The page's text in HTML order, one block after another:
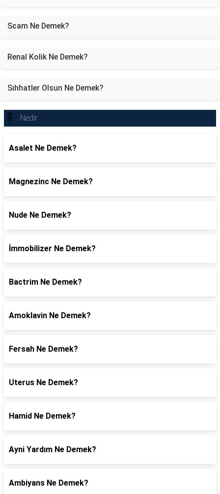
Scam Ne Demek?
Renal Kolik Ne Demek?
Sıhhatler Olsun Ne Demek?
Nedir
Asalet Ne Demek?
Magnezinc Ne Demek?
Nude Ne Demek?
İmmobilizer Ne Demek?
Bactrim Ne Demek?
Amoklavin Ne Demek?
Fersah Ne Demek?
Uterus Ne Demek?
Hamid Ne Demek?
Ayni Yardım Ne Demek?
Ambiyans Ne Demek?